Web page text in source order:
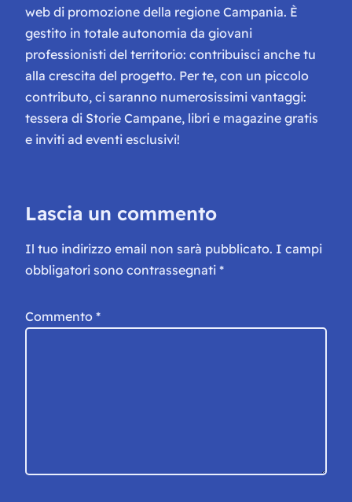
web di promozione della regione Campania. È
gestito in totale autonomia da giovani
professionisti del territorio: contribuisci anche tu
alla crescita del progetto. Per te, con un piccolo
contributo, ci saranno numerosissimi vantaggi:
tessera di Storie Campane, libri e magazine gratis
e inviti ad eventi esclusivi!
Lascia un commento
Il tuo indirizzo email non sarà pubblicato. I campi
obbligatori sono contrassegnati *
Commento *